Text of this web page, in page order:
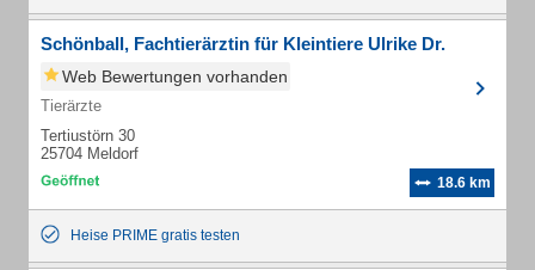
Schönball, Fachtierärztin für Kleintiere Ulrike Dr.
Web Bewertungen vorhanden
Tierärzte
Tertiustörn 30
25704 Meldorf
18.6 km
Heise PRIME gratis testen